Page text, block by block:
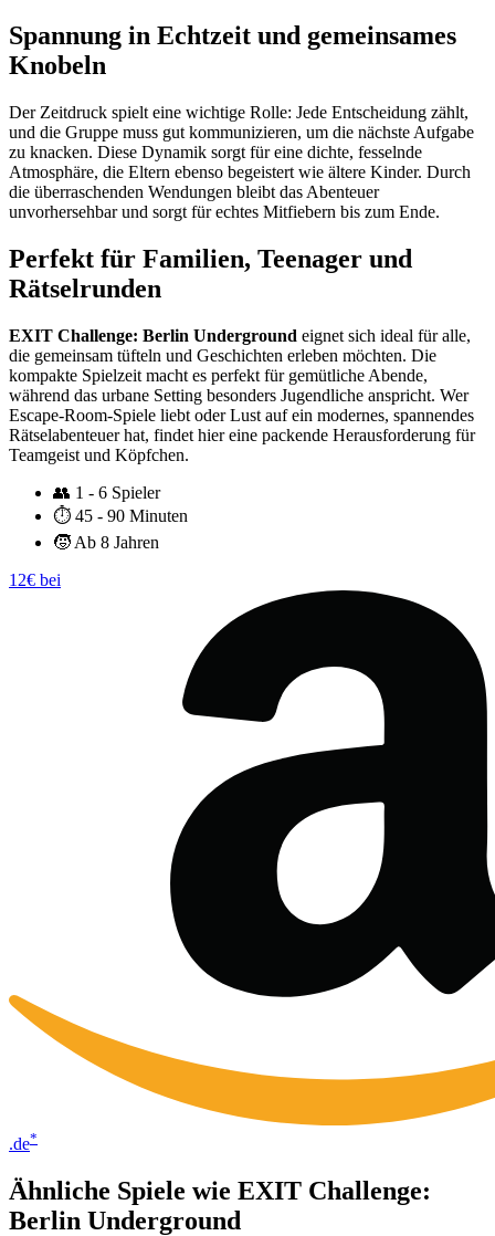
Spannung in Echtzeit und gemeinsames
Knobeln
Der Zeitdruck spielt eine wichtige Rolle: Jede Entscheidung zählt,
und die Gruppe muss gut kommunizieren, um die nächste Aufgabe
zu knacken. Diese Dynamik sorgt für eine dichte, fesselnde
Atmosphäre, die Eltern ebenso begeistert wie ältere Kinder. Durch
die überraschenden Wendungen bleibt das Abenteuer
unvorhersehbar und sorgt für echtes Mitfiebern bis zum Ende.
Perfekt für Familien, Teenager und
Rätselrunden
EXIT Challenge: Berlin Underground eignet sich ideal für alle,
die gemeinsam tüfteln und Geschichten erleben möchten. Die
kompakte Spielzeit macht es perfekt für gemütliche Abende,
während das urbane Setting besonders Jugendliche anspricht. Wer
Escape-Room-Spiele liebt oder Lust auf ein modernes, spannendes
Rätselabenteuer hat, findet hier eine packende Herausforderung für
Teamgeist und Köpfchen.
👥 1 - 6 Spieler
⏱️ 45 - 90 Minuten
🧒 Ab 8 Jahren
12€ bei
.de*
Ähnliche Spiele wie EXIT Challenge:
Berlin Underground